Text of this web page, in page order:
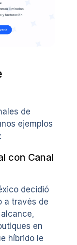
de
ejemplos
con Canal
decidió
a través de
en
híbrido le